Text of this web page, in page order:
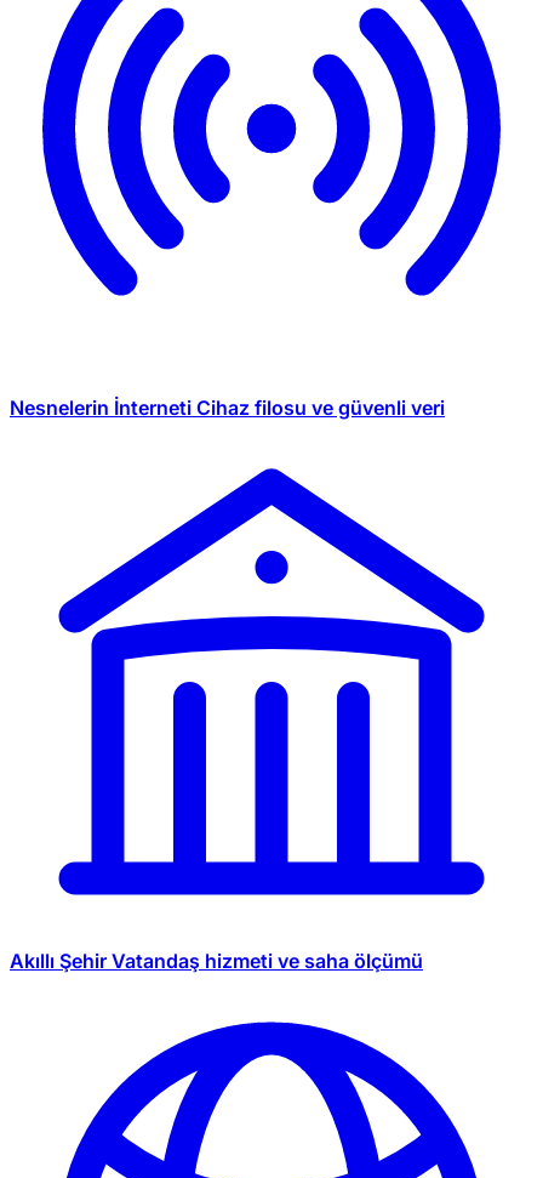
Nesnelerin İnterneti Cihaz filosu ve güvenli veri
Akıllı Şehir Vatandaş hizmeti ve saha ölçümü